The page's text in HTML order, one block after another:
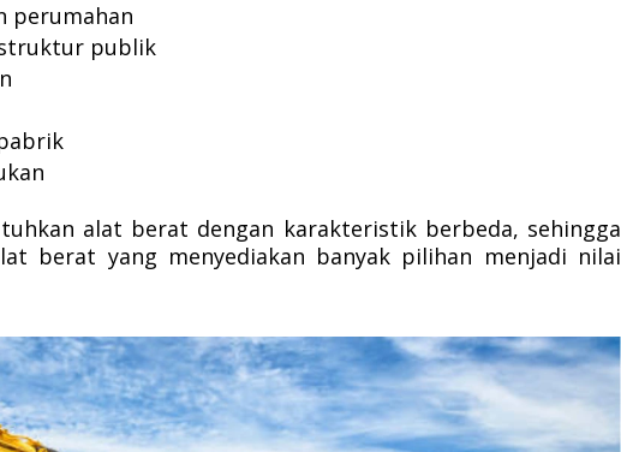
perumahan
publik
alat berat dengan karakteristik berbeda, sehingga
berat yang menyediakan banyak pilihan menjadi nilai